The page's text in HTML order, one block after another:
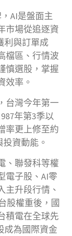
AI是盤面主
市場從追逐資
利與訂單成
檔區、行情波
慎選股，掌握
效率。
台灣今年第一
年第3季以
率更上修至約
資動能。
、聯發科等權
電子股、AI零
主升段行情、
股權重後，國
積電在全球先
成為國際資金